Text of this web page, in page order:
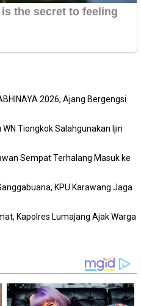
2026, Ajang Bergengsi
Tiongkok Salahgunakan Ijin
Sempat Terhalang Masuk ke
KPU Karawang Jaga
Kapolres Lumajang Ajak Warga